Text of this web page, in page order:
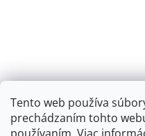
Tento web používa
prechádzaním tohto